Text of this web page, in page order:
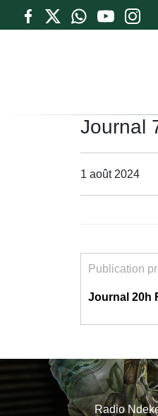
Journal
1 août 2024
Publication
Journal 20h
Radio